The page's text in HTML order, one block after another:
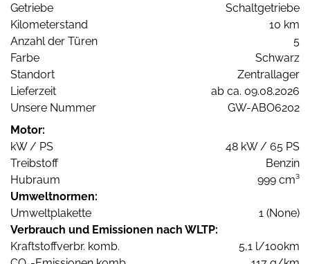
Getriebe
Schaltgetriebe
Kilometerstand
10 km
Anzahl der Türen
5
Farbe
Schwarz
Standort
Zentrallager
Lieferzeit
ab ca. 09.08.2026
Unsere Nummer
GW-ABO6202
Motor:
kW / PS
48 kW / 65 PS
Treibstoff
Benzin
Hubraum
999 cm³
Umweltnormen:
Umweltplakette
1 (None)
Verbrauch und Emissionen nach WLTP:
Kraftstoffverbr. komb.
5,1 l/100km